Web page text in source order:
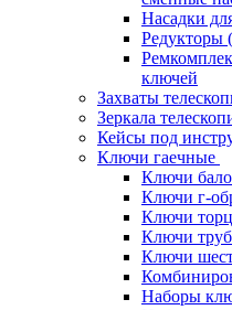
Насадки
Редукторы
ключей
Захваты
Зеркала
Кейсы под
Ключи гаечные
Ключи
Ключи г-
Ключи
Ключи
Ключи
Наборы